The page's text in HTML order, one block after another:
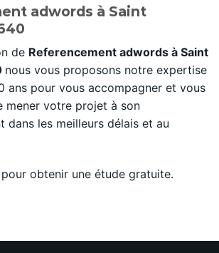
adwords à Saint
de Referencement adwords à Saint
nous vous proposons notre expertise
ans pour vous accompagner et vous
mener votre projet à son
dans les meilleurs délais et au
obtenir une étude gratuite.